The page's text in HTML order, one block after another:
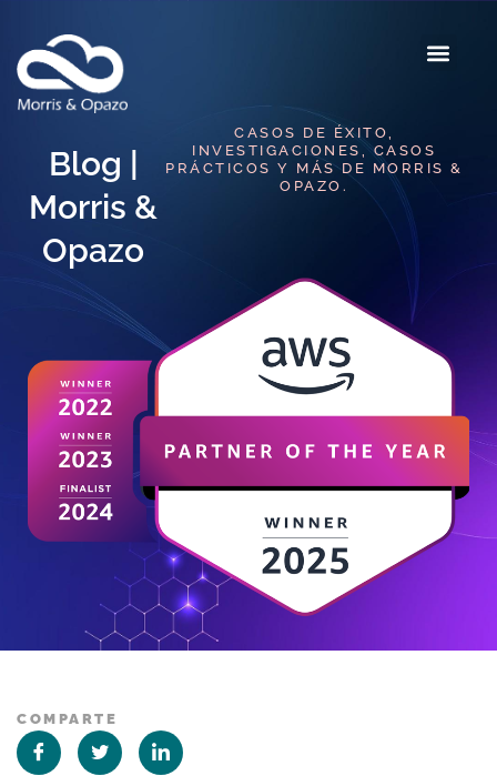
Blog |
Morris &
Opazo
CASOS DE ÉXITO,
INVESTIGACIONES, CASOS
PRÁCTICOS Y MÁS DE MORRIS &
OPAZO.
COMPARTE